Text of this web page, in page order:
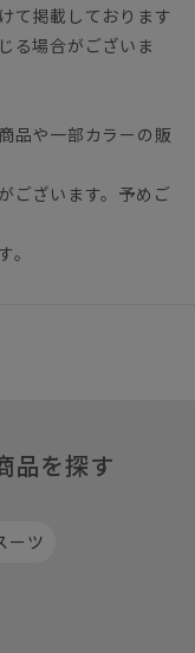
て掲載しております
る場合がございま
品や一部カラーの販
ございます。予めご
品を探す
ーツ